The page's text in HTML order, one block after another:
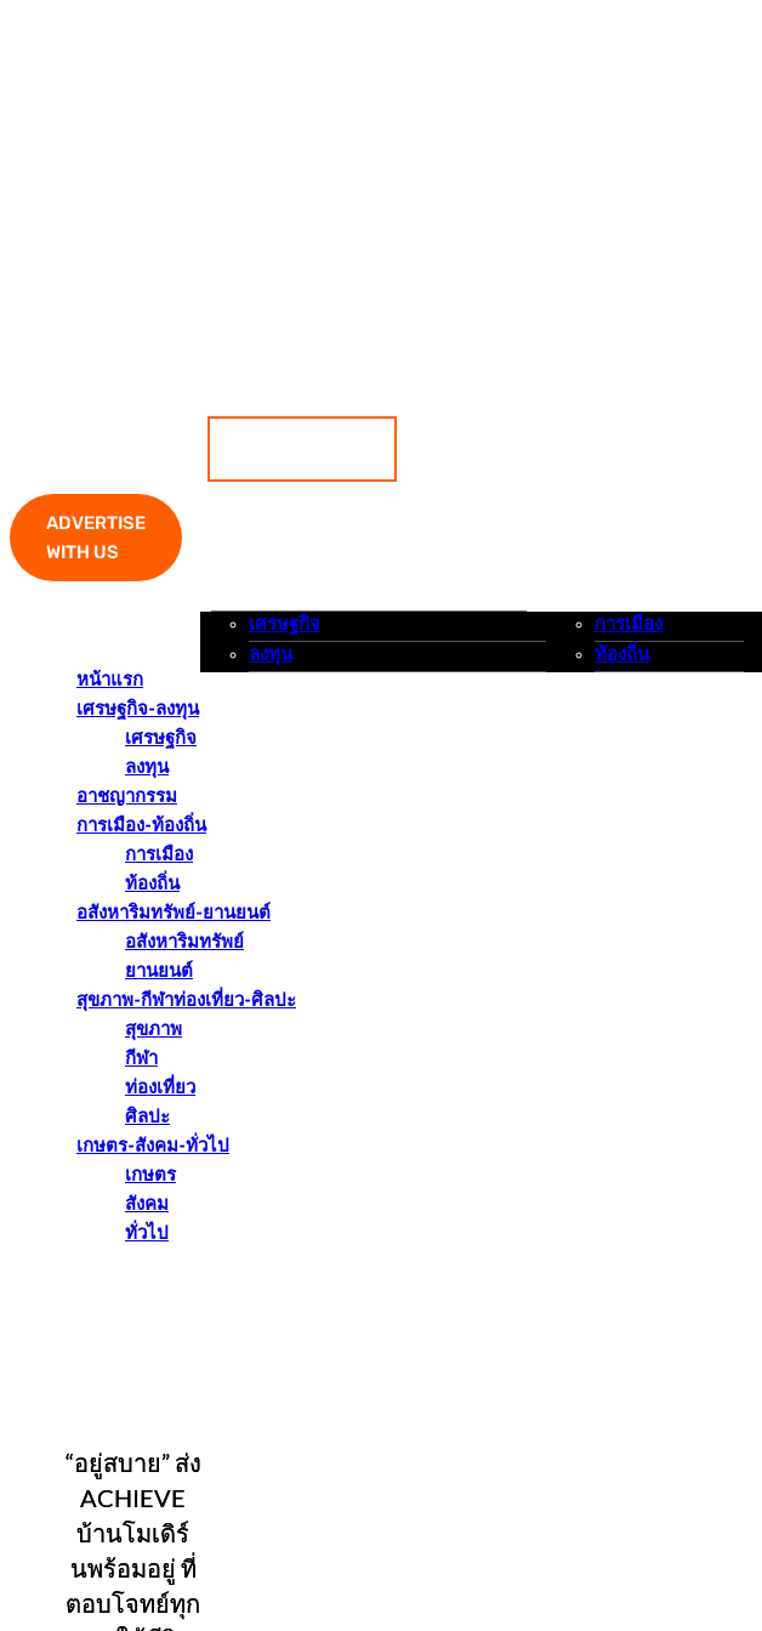
ADVERTISE
WITH US
เศรษฐกิจ-ลงทุน
เศรษฐกิจ
ลงทุน
การเมือง-ท้องถิ่น
การเมือง
ท้องถิ่น
หน้าแรก
เศรษฐกิจ-ลงทุน
เศรษฐกิจ
ลงทุน
อาชญากรรม
การเมือง-ท้องถิ่น
การเมือง
ท้องถิ่น
อสังหาริมทรัพย์-ยานยนต์
อสังหาริมทรัพย์
ยานยนต์
สุขภาพ-กีฬาท่องเที่ยว-ศิลปะ
สุขภาพ
กีฬา
ท่องเที่ยว
ศิลปะ
เกษตร-สังคม-ทั่วไป
เกษตร
สังคม
ทั่วไป
“อยู่สบาย” ส่ง
ACHIEVE
บ้านโมเดิร์
นพร้อมอยู่ ที่
ตอบโจทย์ทุก